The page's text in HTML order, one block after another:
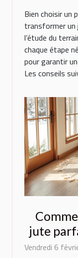
Bien choisir un
transformer un
l’étude du
chaque étape
pour garantir
Les conseils
jute
Vendredi 6